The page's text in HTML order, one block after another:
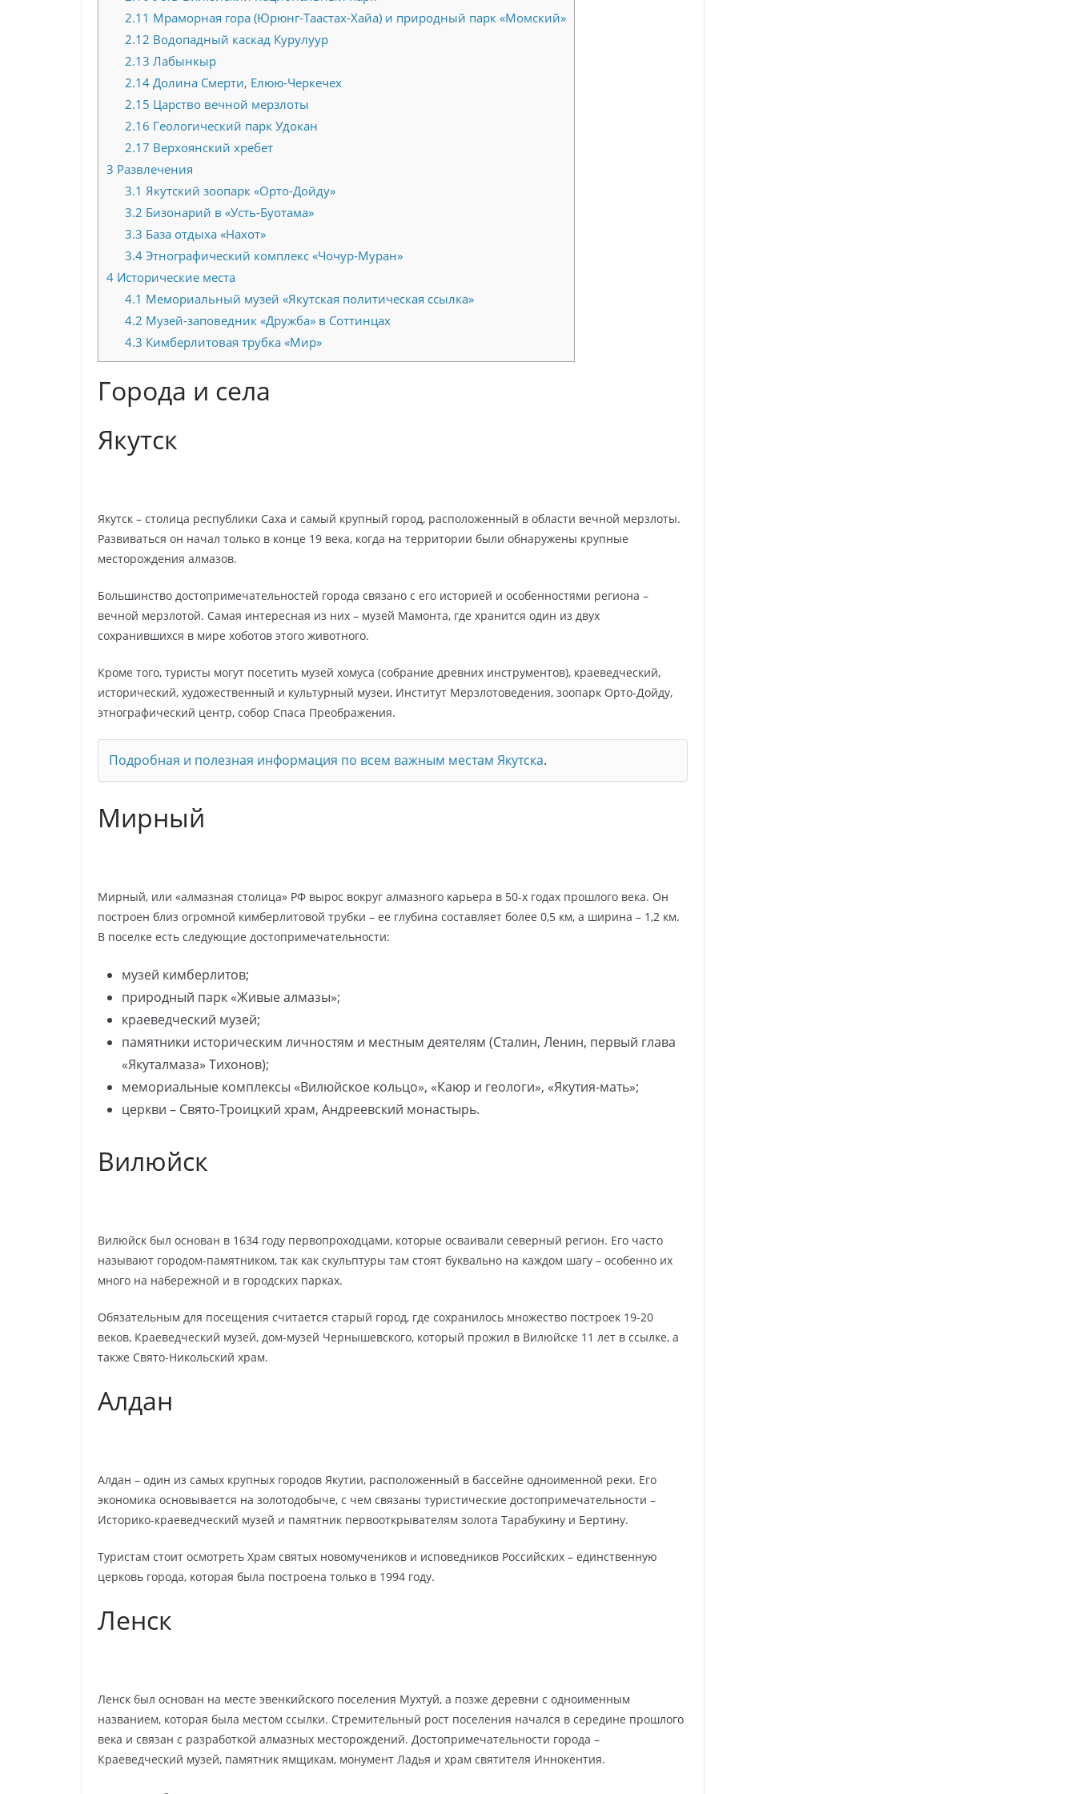
2.11 Мраморная гора (Юрюнг-Таастах-Хайа) и природный парк «Момский»
2.12 Водопадный каскад Курулуур
2.13 Лабынкыр
2.14Долина Смерти, Елюю-Черкечех
2.15 Царство вечной мерзлоты
2.16 Геологический парк Удокан
2.17 Верхоянский хребет
3 Развлечения
3.1 Якутский зоопарк «Орто-Дойду»
3.2 Бизонарий в «Усть-Буотама»
3.3 База отдыха «Нахот»
3.4Этнографический комплекс «Чочур-Муран»
4 Исторические места
4.1 Мемориальный музей «Якутская политическая ссылка»
4.2 Музей-заповедник «Дружба» в Соттинцах
4.3 Кимберлитовая трубка «Мир»
Города и села
Якутск
Якутск – столица республики Саха и самый крупный город, расположенный в области вечной мерзлоты.
Развиваться он начал только в конце 19 века, когда на территории были обнаружены крупные
месторождения алмазов.
Большинство достопримечательностей города связано с его историей и особенностями региона –
вечной мерзлотой. Самая интересная из них – музей Мамонта, где хранится один из двух
сохранившихся в мире хоботов этого животного.
Кроме того, туристы могут посетить музей хомуса (собрание древних инструментов), краеведческий,
исторический, художественный и культурный музеи, Институт Мерзлотоведения, зоопарк Орто-Дойду,
этнографический центр, собор Спаса Преображения.
Подробная и полезная информация по всем важным местам Якутска.
Мирный
Мирный, или «алмазная столица» РФ вырос вокруг алмазного карьера в 50-х годах прошлого века. Он
построен близ огромной кимберлитовой трубки – ее глубина составляет более 0,5 км, а ширина – 1,2 км.
В поселке есть следующие достопримечательности:
музей кимберлитов;
природный парк «Живые алмазы»;
краеведческий музей;
памятники историческим личностям и местным деятелям (Сталин, Ленин, первый глава
«Якуталмаза» Тихонов);
мемориальные комплексы «Вилюйское кольцо», «Каюр и геологи», «Якутия-мать»;
церкви – Свято-Троицкий храм, Андреевский монастырь.
Вилюйск
Вилюйск был основан в 1634 году первопроходцами, которые осваивали северный регион. Его часто
называют городом-памятником, так как скульптуры там стоят буквально на каждом шагу – особенно их
много на набережной и в городских парках.
Обязательным для посещения считается старый город, где сохранилось множество построек 19-20
веков, Краеведческий музей, дом-музей Чернышевского, который прожил в Вилюйске 11 лет в ссылке, а
также Свято-Никольский храм.
Алдан
Алдан – один из самых крупных городов Якутии, расположенный в бассейне одноименной реки. Его
экономика основывается на золотодобыче, с чем связаны туристические достопримечательности –
Историко-краеведческий музей и памятник первооткрывателям золота Тарабукину и Бертину.
Туристам стоит осмотреть Храм святых новомучеников и исповедников Российских – единственную
церковь города, которая была построена только в 1994 году.
Ленск
Ленск был основан на месте эвенкийского поселения Мухтуй, а позже деревни с одноименным
названием, которая была местом ссылки. Стремительный рост поселения начался в середине прошлого
века и связан с разработкой алмазных месторождений. Достопримечательности города –
Краеведческий музей, памятник ямщикам, монумент Ладья и храм святителя Иннокентия.